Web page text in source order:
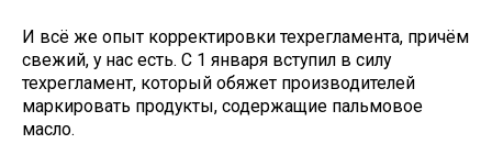
И всё же опыт корректировки техрегламента, причём
свежий, у нас есть. С 1 января вступил в силу
техрегламент, который обяжет производителей
маркировать продукты, содержащие пальмовое
масло.